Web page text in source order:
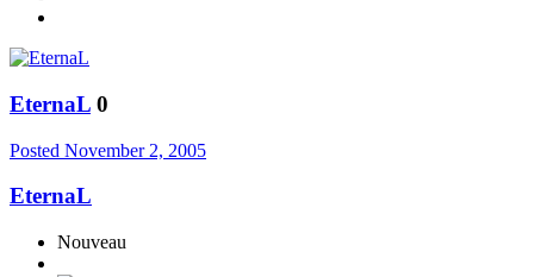
EternaL 0
Posted November 2, 2005
EternaL
Nouveau